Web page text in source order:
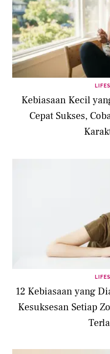
Kebiasaan Kecil
Cepat Sukses,
12 Kebiasaan yang
Kesuksesan Setiap